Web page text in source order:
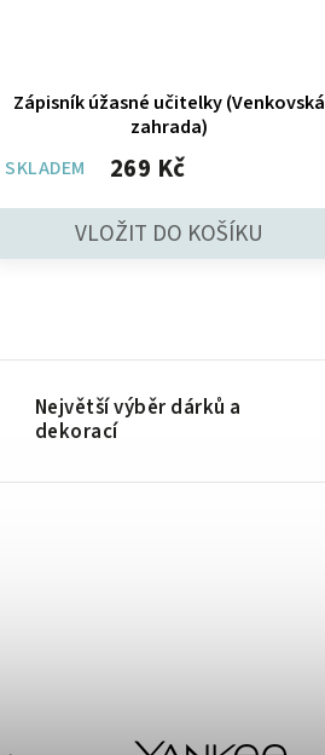
Zápisník úžasné učitelky (Venkovská
zahrada)
SKLADEM
269 Kč
Největší výběr dárků a
dekorací